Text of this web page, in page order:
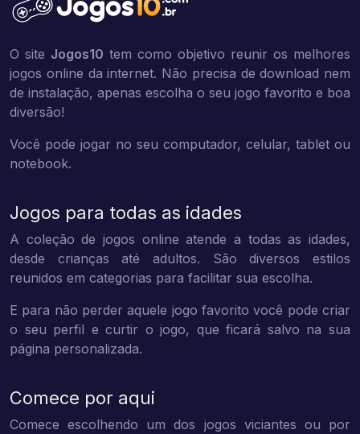
O site Jogos10 tem como objetivo reunir os melhores
jogos online da internet. Não precisa de download nem
de instalação, apenas escolha o seu jogo favorito e boa
diversão!
Você pode jogar no seu computador, celular, tablet ou
notebook.
Jogos para todas as idades
A coleção de jogos online atende a todas as idades,
desde crianças até adultos. São diversos estilos
reunidos em categorias para facilitar sua escolha.
E para não perder aquele jogo favorito você pode criar
o seu perfil e curtir o jogo, que ficará salvo na sua
página personalizada.
Comece por aqui
Comece escolhendo um dos jogos viciantes ou por